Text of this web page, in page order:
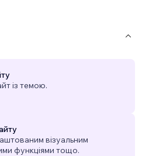
із темою.
візуальним
функціями тощо.